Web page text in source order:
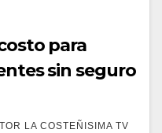
para
sin seguro
LA COSTEÑISIMA TV